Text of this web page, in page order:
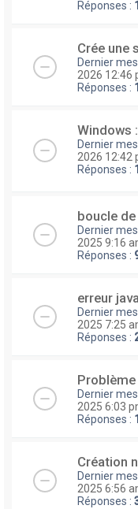
Réponses : 1
Crée une
Dernier
2026 12:46
Réponses : 1
Windows
Dernier
2026 12:42
Réponses :
boucle
Dernier
2025 9:16
Réponses :
erreur java
Dernier
2025 7:25
Réponses :
Dernier
2025 6:03
Réponses : 1
Création
Dernier
2025 6:56
Réponses :